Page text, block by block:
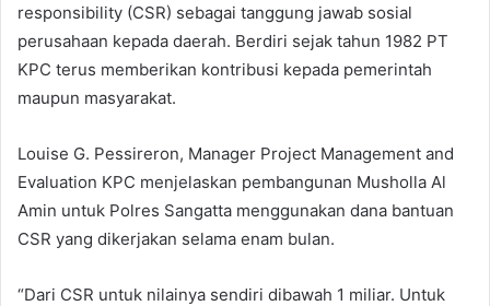
responsibility (CSR) sebagai tanggung jawab sosial
perusahaan kepada daerah. Berdiri sejak tahun 1982 PT
KPC terus memberikan kontribusi kepada pemerintah
maupun masyarakat.
Louise G. Pessireron, Manager Project Management and
Evaluation KPC menjelaskan pembangunan Musholla Al
Amin untuk Polres Sangatta menggunakan dana bantuan
CSR yang dikerjakan selama enam bulan.
“Dari CSR untuk nilainya sendiri dibawah 1 miliar. Untuk